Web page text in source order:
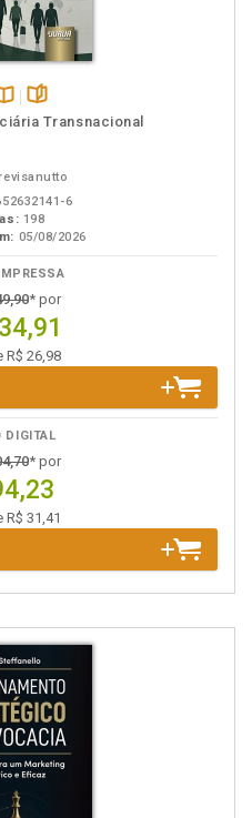
páginas
Transnacional
6
198
05/08/2026
* por
R$ 26,98
DIGITAL
* por
R$ 31,41